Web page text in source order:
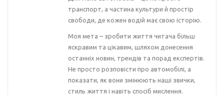
транспорт, а частина культури й простір
свободи, де кожен водій має свою історію.
Моя мета – зробити життя читача більш
яскравим та цікавим, шляхом донесення
останніх новин, трендів та порад експертів.
Не просто розповісти про автомобілі, а
показати, як вони змінюють наші звички,
стиль життя і навіть спосіб мислення.